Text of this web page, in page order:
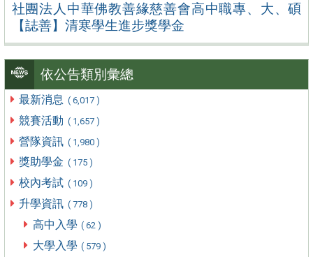
社團法人中華佛教善緣慈善會高中職專、大、碩
【誌善】清寒學生進步獎學金
依公告類別彙總
最新消息 ( 6,017 )
競賽活動 ( 1,657 )
營隊資訊 ( 1,980 )
獎助學金 ( 175 )
校內考試 ( 109 )
升學資訊 ( 778 )
高中入學 ( 62 )
大學入學 ( 579 )